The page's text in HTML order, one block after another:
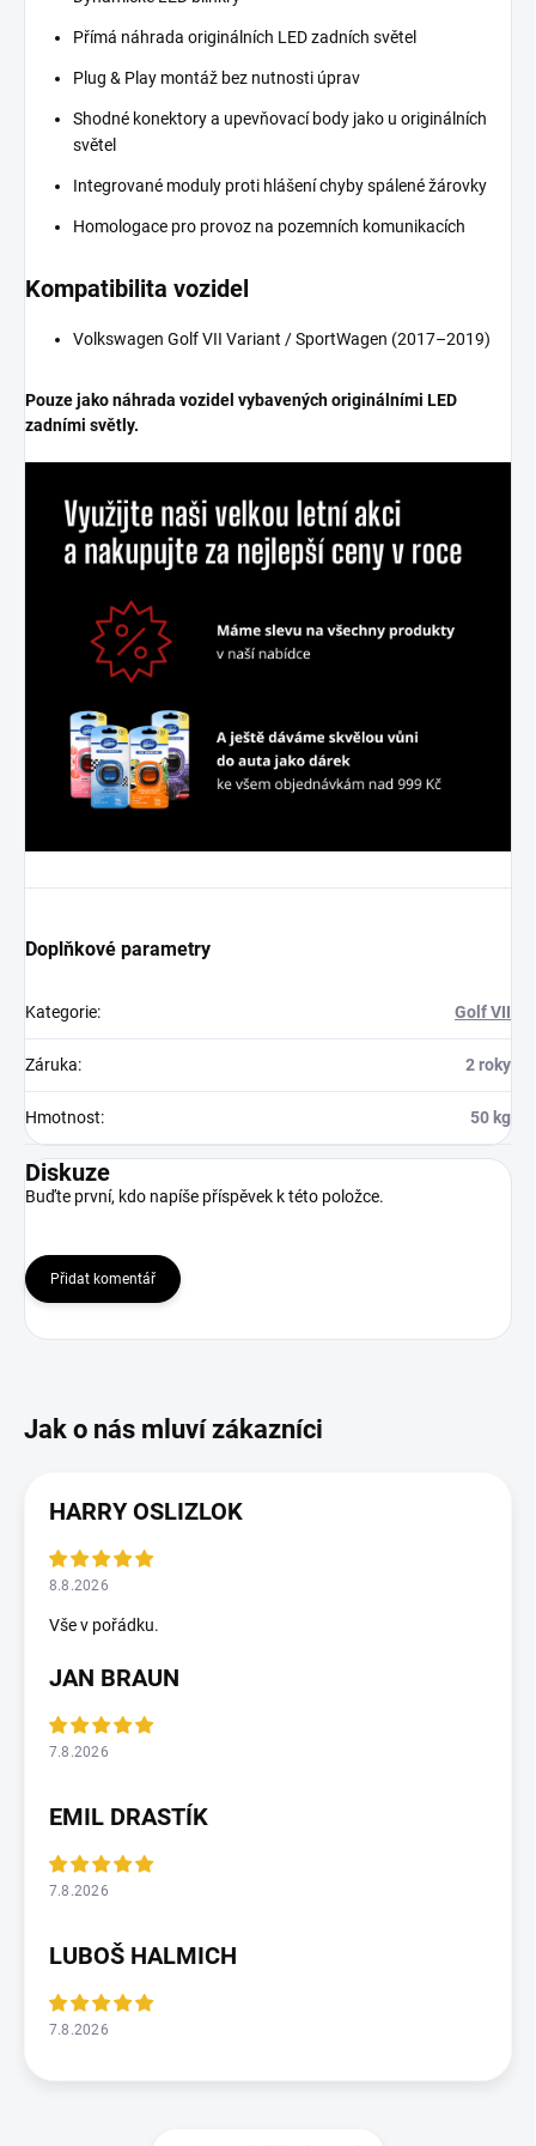
Přímá náhrada originálních LED zadních světel
Plug & Play montáž bez nutnosti úprav
Shodné konektory a upevňovací body jako u originálních
světel
Integrované moduly proti hlášení chyby spálené žárovky
Homologace pro provoz na pozemních komunikacích
Kompatibilita vozidel
Volkswagen Golf VII Variant / SportWagen (2017–2019)
Pouze jako náhrada vozidel vybavených originálními LED
zadními světly.
Doplňkové parametry
Kategorie: Golf VII
Záruka: 2 roky
Hmotnost: 50 kg
Diskuze
Buďte první, kdo napíše příspěvek k této položce.
Přidat komentář
HARRY OSLIZLOK
8.8.2026
Vše v pořádku.
JAN BRAUN
7.8.2026
EMIL DRASTÍK
7.8.2026
LUBOŠ HALMICH
7.8.2026